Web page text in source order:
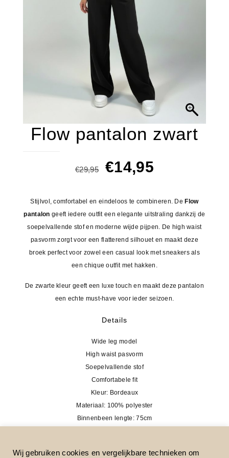
Flow pantalon zwart
€29,95
Oorspronkelijke
was:
€29,95.
€14,95Huidige
is:
€14,95.
Stijlvol, comfortabel en eindeloos te combineren. De Flow
pantalon geeft iedere outfit een elegante uitstraling dankzij de
soepelvallende stof en moderne wijde pijpen. De high waist
pasvorm zorgt voor een flatterend silhouet en maakt deze
broek perfect voor zowel een casual look met sneakers als
een chique outfit met hakken.
De zwarte kleur geeft een luxe touch en maakt deze pantalon
een echte must-have voor ieder seizoen.
Details
Wide leg model
High waist pasvorm
Soepelvallende stof
Comfortabele fit
Kleur: Bordeaux
Materiaal: 100% polyester
Binnenbeen lengte: 75cm
VerzendingGratis verzending
Wij gebruiken cookies en vergelijkbare technieken om